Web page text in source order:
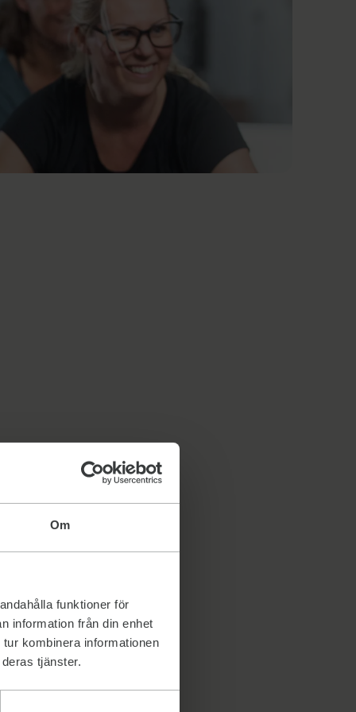
Om
funktioner för
information från din enhet
kombinera informationen
tjänster.